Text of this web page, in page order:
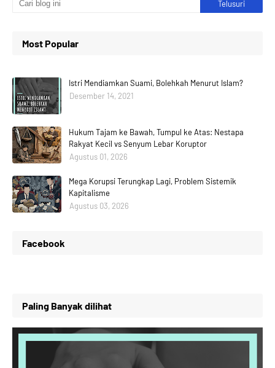
Most Popular
Istri Mendiamkan Suami, Bolehkah Menurut Islam?
Desember 14, 2021
Hukum Tajam ke Bawah, Tumpul ke Atas: Nestapa
Rakyat Kecil vs Senyum Lebar Koruptor
Agustus 01, 2026
Mega Korupsi Terungkap Lagi, Problem Sistemik
Kapitalisme
Agustus 03, 2026
Facebook
Paling Banyak dilihat